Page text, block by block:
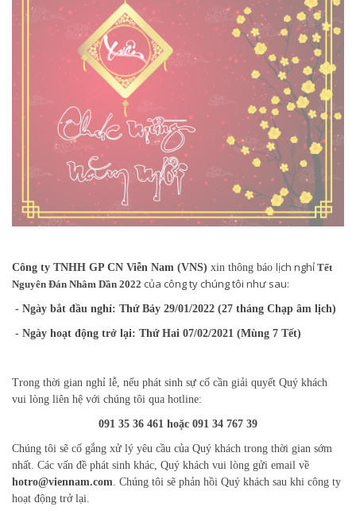
Công ty TNHH GP CN Viễn Nam (VNS) xin thông báo lịch nghỉ Tết
Nguyên Đán Nhâm Dần 2022 của công ty chúng tôi như sau:
- Ngày bắt đầu nghỉ: Thứ Bảy 29/01/2022 (27 tháng Chạp âm lịch)
- Ngày hoạt động trở lại: Thứ Hai 07/02/2021 (Mùng 7 Tết)
Trong thời gian nghỉ lễ, nếu phát sinh sự cố cần giải quyết Quý khách
vui lòng liên hệ với chúng tôi qua hotline:
091 35 36 461 hoặc 091 34 767 39
Chúng tôi sẽ cố gắng xử lý yêu cầu của Quý khách trong thời gian sớm
nhất. Các vấn đề phát sinh khác, Quý khách vui lòng gửi email về
hotro@viennam.com. Chúng tôi sẽ phản hồi Quý khách sau khi công ty
hoạt động trở lại.